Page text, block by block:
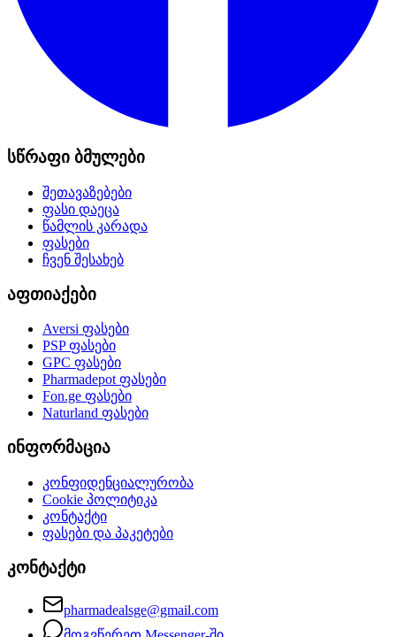
სწრაფი ბმულები
შეთავაზებები
ფასი დაეცა
წამლის კარადა
ფასები
ჩვენ შესახებ
აფთიაქები
Aversi ფასები
PSPფასები
GPC ფასები
Pharmadepotფასები
Fon.ge ფასები
Naturland ფასები
ინფორმაცია
კონფიდენციალურობა
Cookie პოლიტიკა
კონტაქტი
ფასები და პაკეტები
კონტაქტი
pharmadealsge@gmail.com